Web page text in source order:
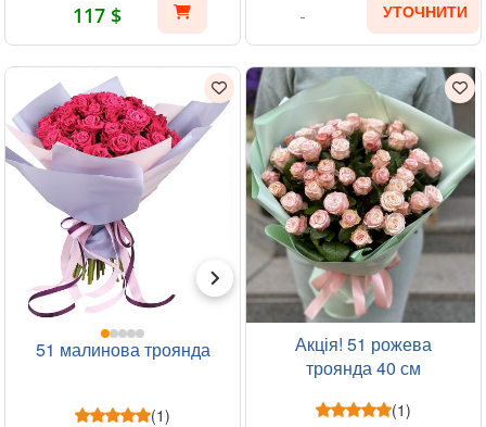
117 $ УТОЧНИТИ
51 малинова троянда
(1)
Акція! 51 рожева
троянда 40 см
(1)